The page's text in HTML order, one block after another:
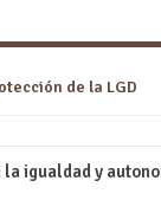
de la LGD
la igualdad y